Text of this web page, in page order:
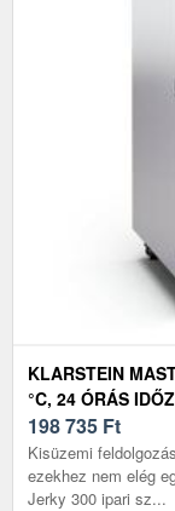
KLARSTEIN
°C, 24 ÓRÁS
198 735 Ft
Kisüzemi
ezekhez nem elég
Jerky 300 ipari sz...